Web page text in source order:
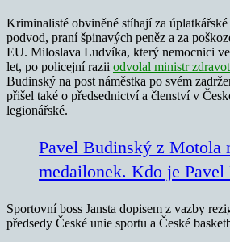
Kriminalisté obviněné stíhají za
podvod, praní špinavých peněz a za
EU. Miloslava Ludvíka, který nemocnici
let, po policejní razii odvolal ministr
Budinský na post náměstka po svém
přišel také o předsednictví a členství v
legionářské.
Pavel Budinský z Motola
medailonek. Kdo je Pavel
Sportovní boss Jansta dopisem z vazby
předsedy České unie sportu a České